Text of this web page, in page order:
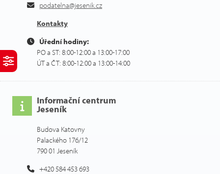
podatelna@jesenik.cz
Kontakty
Úřední hodiny:
PO a ST: 8:00-12:00 a 13:00-17:00
ÚT a ČT: 8:00-12:00 a 13:00-14:00
Informační centrum
Jeseník
Budova Katovny
Palackého 176/12
790 01 Jeseník
+420 584 453 693